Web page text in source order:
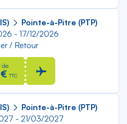
Pointe-à-Pitre (PTP)
- 17/12/2026
/ Retour
de
TTC
Pointe-à-Pitre (PTP)
- 21/03/2027